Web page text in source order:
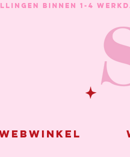
BINNEN 1-4